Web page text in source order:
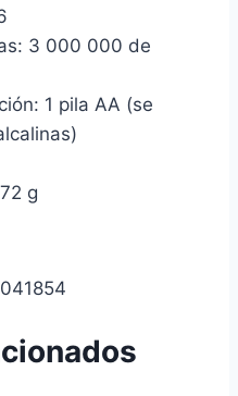
3 000 000 de
1 pila AA (se
g